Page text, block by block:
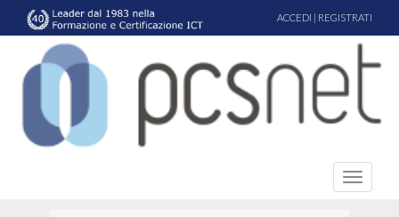
ACCEDI | REGISTRATI